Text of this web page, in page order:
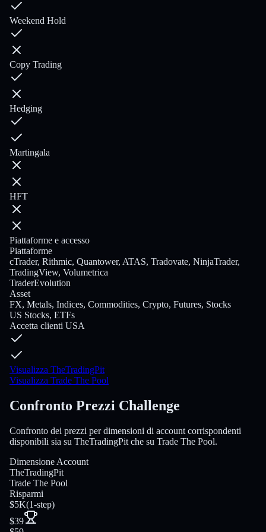
Weekend Hold
Copy Trading
Hedging
Martingala
HFT
Piattaforme e accesso
Piattaforme
cTrader, Rithmic, Quantower, ATAS, Tradovate, NinjaTrader,
TradingView, Volumetrica
TraderEvolution
Asset
FX, Metals, Indices, Commodities, Crypto, Futures, Stocks
US Stocks, ETFs
Accetta clienti USA
Visualizza TheTradingPit
Visualizza Trade The Pool
Confronto Prezzi Challenge
Confronto dei prezzi per dimensioni di account corrispondenti
disponibili sia su TheTradingPit che su Trade The Pool.
Dimensione Account
TheTradingPit
Trade The Pool
Risparmi
$5K(1-step)
$39